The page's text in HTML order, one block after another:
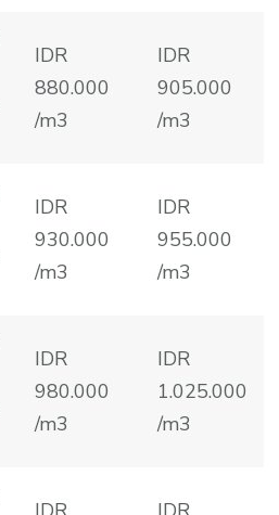
IDR
880.000
/m3
IDR
905.000
/m3
IDR
930.000
/m3
IDR
955.000
/m3
IDR
980.000
/m3
IDR
1.025.000
/m3